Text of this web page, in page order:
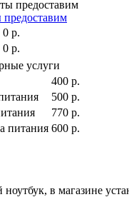
0 р.
0 р.
услуги
400 р.
500 р.
770 р.
питания 600 р.
в магазине